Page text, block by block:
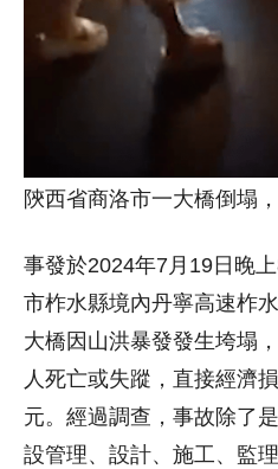
陝西省商洛市一大橋倒塌
事發於2024年7月19日晚
市柞水縣境內丹寧高速柞
大橋因山洪暴發發生垮塌
人死亡或失蹤，直接經濟
元。經過調查，事故除了
設管理、設計、施工、監